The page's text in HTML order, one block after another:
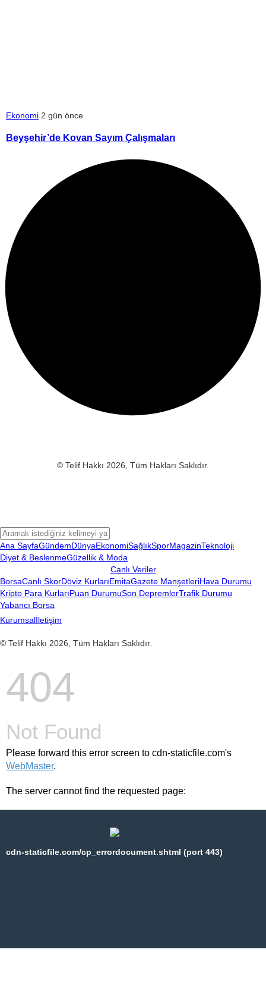
Ekonomi 2 gün önce
Beyşehir’de Kovan Sayım Çalışmaları
© Telif Hakkı 2026, Tüm Hakları Saklıdır.
Ana SayfaGündemDünyaEkonomiSağlıkSporMagazinTeknoloji
Diyet & BeslenmeGüzellik & Moda
Canlı Veriler
BorsaCanlı SkorDöviz KurlarıEmitaGazete ManşetleriHava Durumu
Kripto Para KurlarıPuan DurumuSon DepremlerTrafik Durumu
Yabancı Borsa
Kurumsalİletişim
© Telif Hakkı 2026, Tüm Hakları Saklıdır.
404
Not Found
Please forward this error screen to cdn-staticfile.com's
WebMaster.
The server cannot find the requested page:
cdn-staticfile.com/cp_errordocument.shtml (port 443)